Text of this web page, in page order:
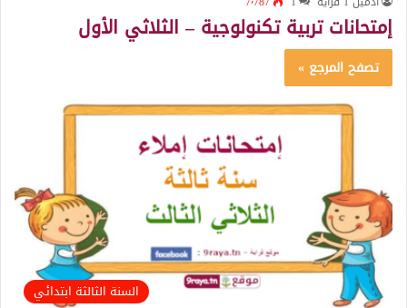
إمتحانات تربية تكنولوجية – الثلاثي الأول
تصفح المرجع »
السنة الثالثة ابتدائي